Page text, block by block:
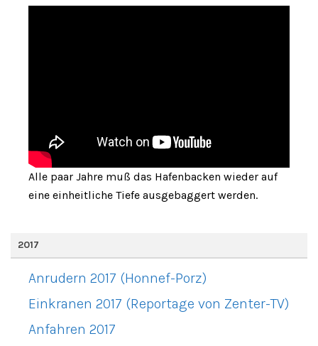
Alle paar Jahre muß das Hafenbacken wieder auf
eine einheitliche Tiefe ausgebaggert werden.
2017
Anrudern 2017 (Honnef-Porz)
Einkranen 2017 (Reportage von Zenter-TV)
Anfahren 2017